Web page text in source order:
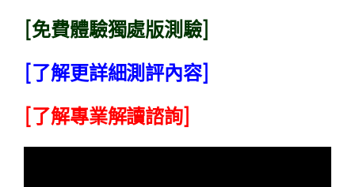
[免費體驗獨處版測驗]
[了解更詳細測評內容]
[了解專業解讀諮詢]